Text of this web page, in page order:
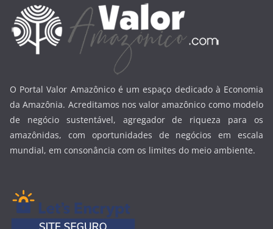
O Portal Valor Amazônico é um espaço dedicado à Economia
da Amazônia. Acreditamos nos valor amazônico como modelo
de negócio sustentável, agregador de riqueza para os
amazônidas, com oportunidades de negócios em escala
mundial, em consonância com os limites do meio ambiente.